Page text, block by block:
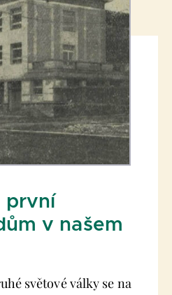
první
v našem
světové války se na